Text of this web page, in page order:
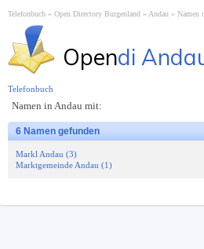
Telefonbuch Open Directory Burgenland Andau Namen
Opendi
Namen in Andau mit:
6 Namen gefunden
Markl Andau (3)
Marktgemeinde Andau (1)
Telefonbuch